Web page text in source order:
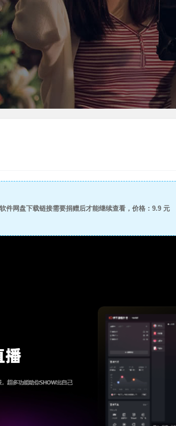
软件网盘下载链接需要捐赠后才能继续查看，价格：9.9 元